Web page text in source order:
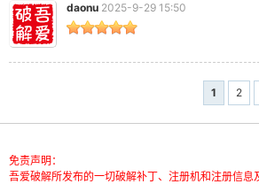
52
daonu 2025-9-29 15:50
1 2
免责声明：
吾爱破解所发布的一切破解补丁、注册机和注册信息